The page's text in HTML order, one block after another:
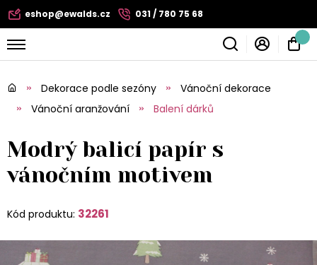
eshop@ewalds.cz 031 / 780 75 68
Dekorace podle sezóny
Vánoční dekorace
Vánoční aranžování
Balení dárků
Modrý balicí papír s
vánočním motivem
Kód produktu: 32261